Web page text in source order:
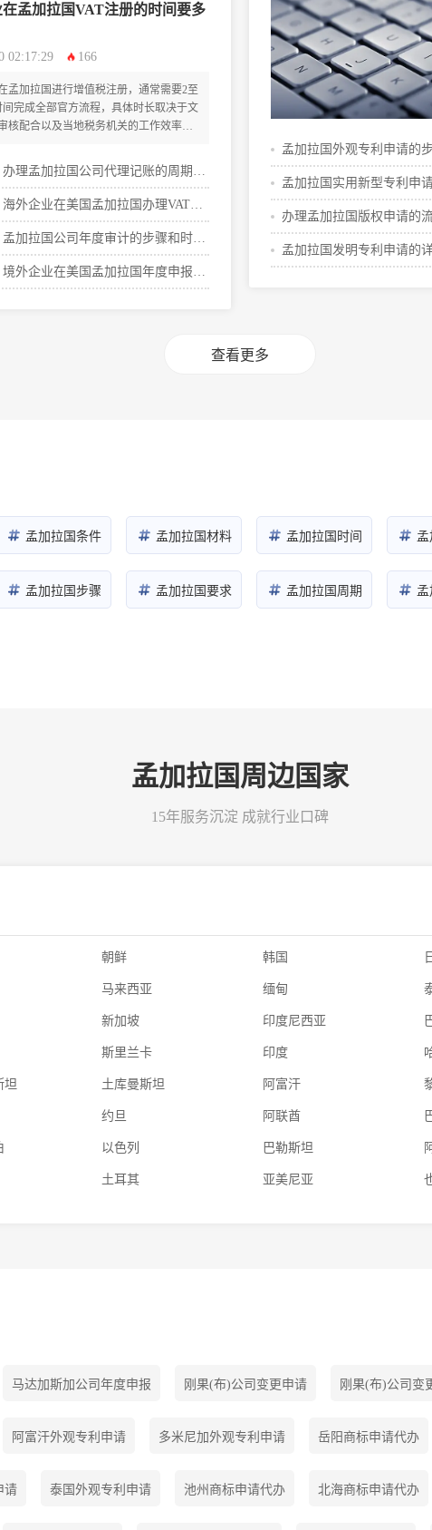
孟加拉国VAT注册的时间要多
02:17:29 166
孟加拉国进行增值税注册，通常需要2至
间完成全部官方流程，具体时长取决于文
核配合以及当地税务机关的工作效率。
办理孟加拉国公司代理记账的周期有
多久
海外企业在美国孟加拉国办理VAT注
册的流程攻略
孟加拉国公司年度审计的步骤和时间
攻略
境外企业在美国孟加拉国年度申报的
孟加拉国外观专利申请的步
攻略
孟加拉国实用新型专利申请
解读
办理孟加拉国版权申请的
孟加拉国发明专利申请的详
查看更多
孟加拉国条件 孟加拉国材料 孟加拉国时间
孟加拉国步骤 孟加拉国要求 孟加拉国周期
孟加拉国周边国家
15年服务沉淀 成就行业口碑
朝鲜 韩国
马来西亚 缅甸
新加坡 印度尼西亚
斯里兰卡 印度
坦 土库曼斯坦 阿富汗
约旦 阿联酋
以色列 巴勒斯坦
土耳其 亚美尼亚
马达加斯加公司年度申报 刚果(布)公司变更申请 刚果(布)公司变
阿富汗外观专利申请 多米尼加外观专利申请 岳阳商标申请代办
请 泰国外观专利申请 池州商标申请代办 北海商标申请代办